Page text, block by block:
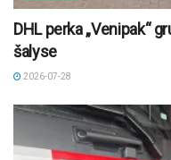
DHL perka „Venipak“
šalyse
2026-07-28